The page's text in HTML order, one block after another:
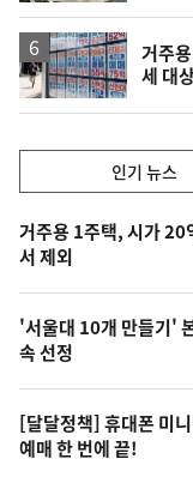
거주
세 대
기,
최
신,
오
늘
의
영
상
인기 뉴스
인
기
뉴
스
거주용 1주택, 시가 20
서 제외
'서울대 10개 만들기'
속 선정
[달달정책] 휴대폰 미
예매 한 번에 끝!